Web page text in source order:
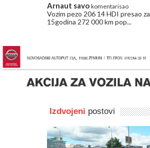
Arnaut savo komentarisao
Vozim pezo 206 14 HDI presao za
15godina 272 000 km pop...
Izdvojeni postovi